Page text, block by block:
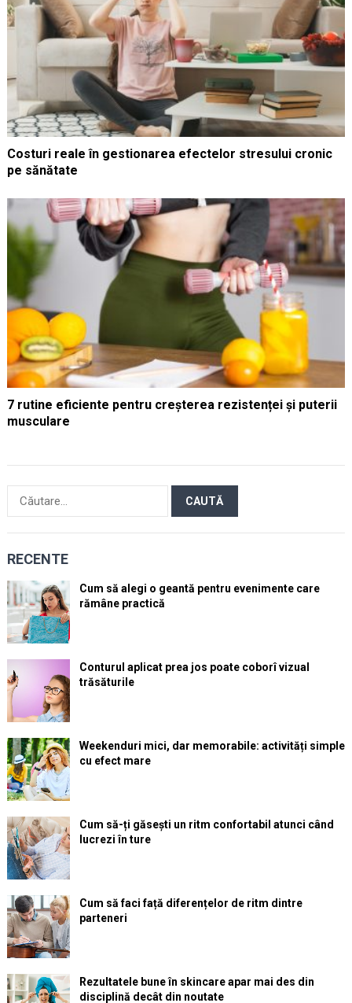
Costuri reale în gestionarea efectelor stresului cronic
pe sănătate
7 rutine eficiente pentru creșterea rezistenței și puterii
musculare
după:
RECENTE
Cum să alegi o geantă pentru evenimente care
rămâne practică
Conturul aplicat prea jos poate coborî vizual
trăsăturile
Weekenduri mici, dar memorabile: activități simple
cu efect mare
Cum să-ți găsești un ritm confortabil atunci când
lucrezi în ture
Cum să faci față diferențelor de ritm dintre
parteneri
Rezultatele bune în skincare apar mai des din
disciplină decât din noutate